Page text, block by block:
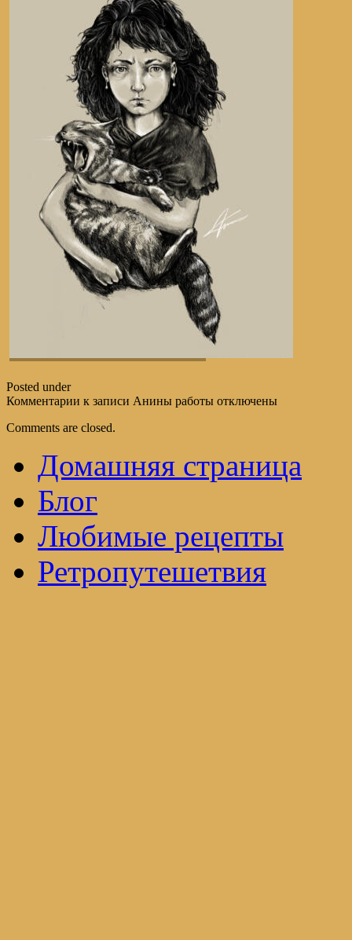
Posted under
Комментарии к записи Анины работы отключены
Comments are closed.
Домашняя страница
Блог
Любимые рецепты
Ретропутешетвия